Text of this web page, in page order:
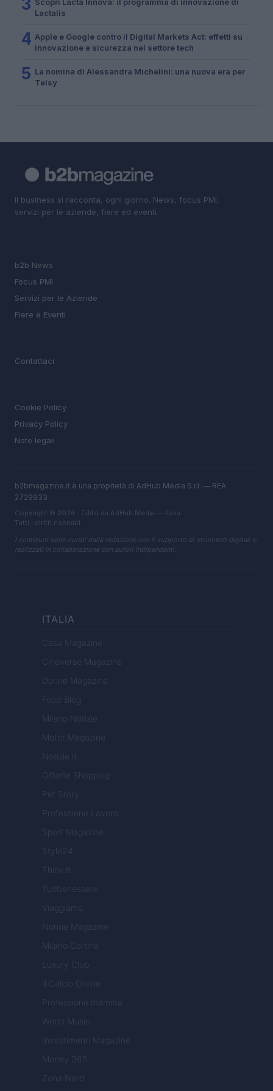
3 Lactalis
4 Apple e Google contro il Digital Markets Act: effetti su
innovazione e sicurezza nel settore tech
5 La nomina di Alessandra Michelini: una nuova era per
Telsy
Il business si racconta, ogni giorno. News, focus PMI,
servizi per le aziende, fiere ed eventi.
b2b News
Focus PMI
Servizi per le Aziende
Fiere e Eventi
Contattaci
Cookie Policy
Privacy Policy
Note legali
b2bmagazine.it è una proprietà di AdHub Media S.r.l. — REA
2729933
Copyright © 2026 · Edito da AdHub Media — Italia
Tutti i diritti riservati
I contenuti sono curati dalla redazione con il supporto di strumenti digitali e
realizzati in collaborazione con autori indipendenti.
ITALIA
Casa Magazine
Cineverse Magazine
Donne Magazine
Food Blog
Milano Notizie
Motor Magazine
Notizie.it
Offerte Shopping
Pet Story
Professione Lavoro
Sport Magazine
Style24
Think.it
Tuobenessere
Viaggiamo
Nonne Magazine
Milano Cortina
Luxury Club
Il Calcio Online
Professione mamma
World Music
Investimenti Magazine
Money 365
Zona Nerd